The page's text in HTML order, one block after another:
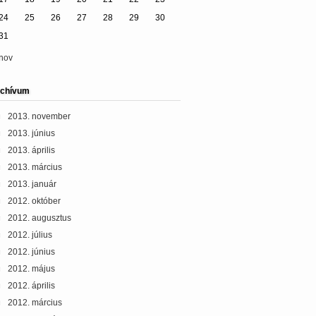
25 26 27 28 29
30
2013. november
2013. június
2013. április
2013. március
2013. január
2012. október
2012. augusztus
2012. július
2012. június
2012. május
2012. április
2012. március